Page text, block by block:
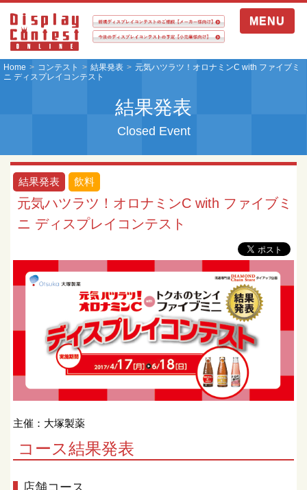
MENU
Home コンテスト 結果発表
元気ハツラツ！オロナミンC with ファイブミ
ニ ディスプレイコンテスト
結果発表
Closed Event
結果発表 飲料
元気ハツラツ！オロナミンC with ファイブミ
ニ ディスプレイコンテスト
主催：大塚製薬
コース結果発表
店舗コース